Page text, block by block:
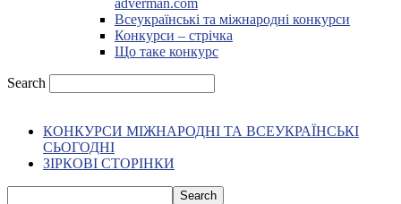
adverman.com
Всеукраїнські та міжнародні конкурси
Конкурси – стрічка
Що таке конкурс
Search
КОНКУРСИ МІЖНАРОДНІ ТА ВСЕУКРАЇНСЬКІ
СЬОГОДНІ
ЗІРКОВІ СТОРІНКИ